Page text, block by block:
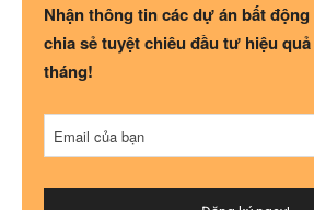
Nhận thông tin các dự án bất
chia sẻ tuyệt chiêu đầu tư hiệu
tháng!
URL
Email của bạn